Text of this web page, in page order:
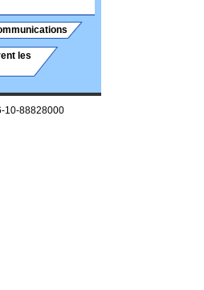
les
10-88828000